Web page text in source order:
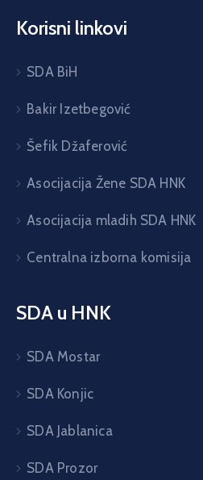
Korisni linkovi
SDA BiH
Bakir Izetbegović
Šefik Džaferović
Asocijacija Žene SDA HNK
Asocijacija mladih SDA HNK
Centralna izborna komisija
SDA u HNK
SDA Mostar
SDA Konjic
SDA Jablanica
SDA Prozor